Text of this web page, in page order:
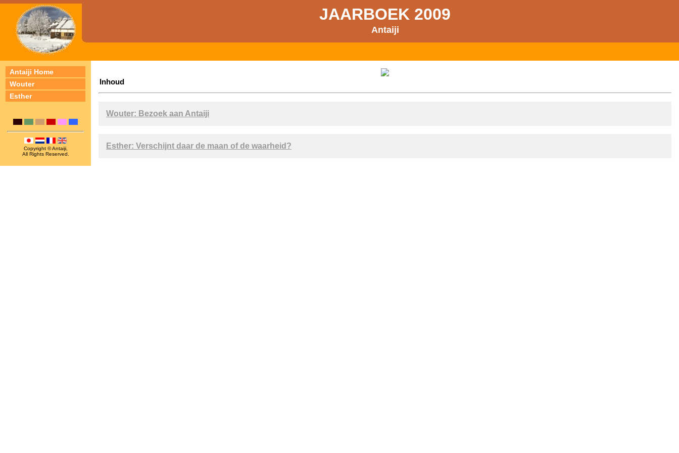
JAARBOEK 2009
Antaiji
Antaiji Home
Wouter
Esther
Inhoud
Wouter: Bezoek aan Antaiji
Esther: Verschijnt daar de maan of de waarheid?
Copyright © Antaiji,
All Rights Reserved.